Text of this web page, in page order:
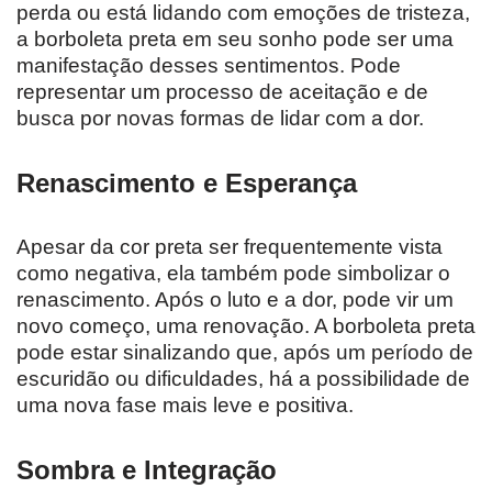
perda ou está lidando com emoções de tristeza,
a borboleta preta em seu sonho pode ser uma
manifestação desses sentimentos. Pode
representar um processo de aceitação e de
busca por novas formas de lidar com a dor.
Renascimento e Esperança
Apesar da cor preta ser frequentemente vista
como negativa, ela também pode simbolizar o
renascimento. Após o luto e a dor, pode vir um
novo começo, uma renovação. A borboleta preta
pode estar sinalizando que, após um período de
escuridão ou dificuldades, há a possibilidade de
uma nova fase mais leve e positiva.
Sombra e Integração